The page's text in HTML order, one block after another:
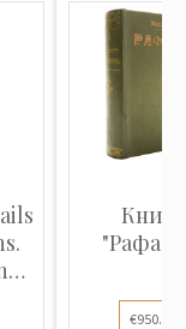
Книга
€950.00